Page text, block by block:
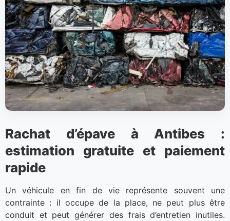
Rachat d’épave à Antibes :
estimation gratuite et paiement
rapide
Un véhicule en fin de vie représente souvent une
contrainte : il occupe de la place, ne peut plus être
conduit et peut générer des frais d’entretien inutiles.